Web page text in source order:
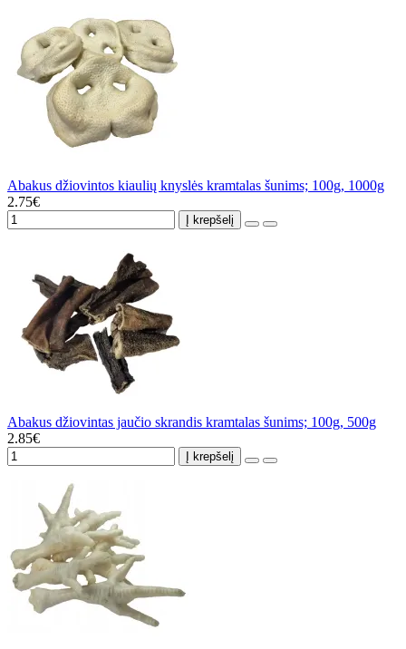
Abakus džiovintos kiaulių knyslės kramtalas šunims; 100g, 1000g
2.75€
Į krepšelį
Abakus džiovintas jaučio skrandis kramtalas šunims; 100g, 500g
2.85€
Į krepšelį